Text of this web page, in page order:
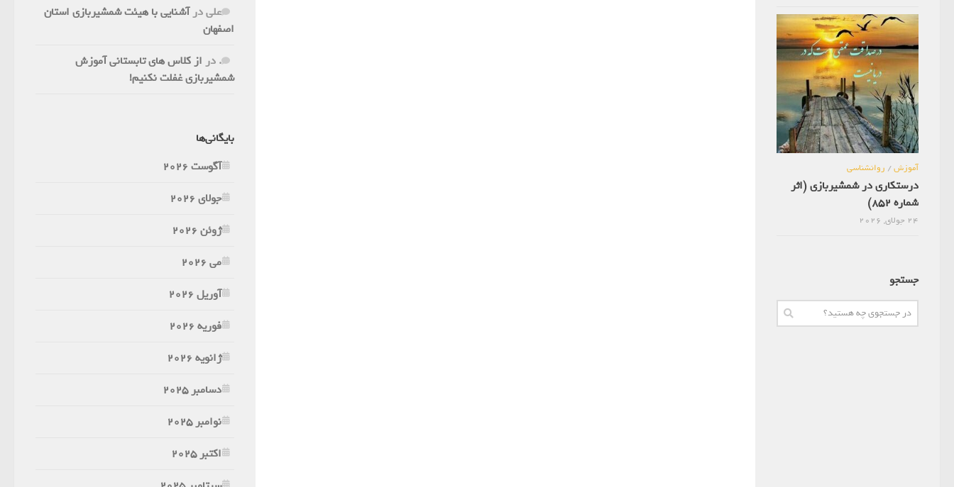
علیدرآشنایی با هیئت شمشیربازی استان
اصفهان
. در از کلاس های تابستانی آموزش
شمشیربازی غفلت نکنیم!
بایگانی‌ها
آگوست 2026
جولای 2026
ژوئن 2026
می 2026
آوریل 2026
فوریه 2026
ژانویه 2026
دسامبر 2025
نوامبر 2025
اکتبر 2025
آموزش/ روانشناسی
درستکاری در شمشیربازی (اثر
شماره 852)
24 جولای, 2026
جستجو